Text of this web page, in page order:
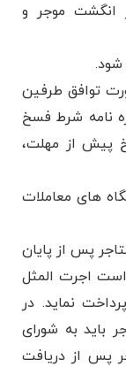
انگشت موجر و
شود.
توافق طرفین
نامه شرط فسخ
پیش از مهلت،
های معاملات
ماده ۴۹۴ اگر مستاجر پس از پایان
است اجرت المثل
نماید. در
باید به شورای
پس از دریافت